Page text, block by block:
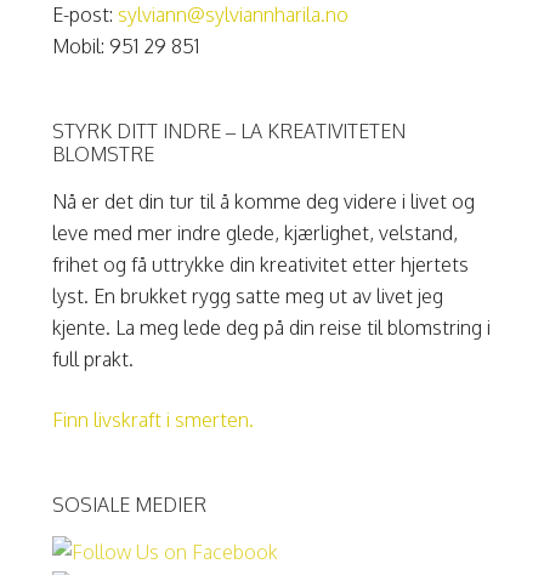
E-post: sylviann@sylviannharila.no
Mobil: 951 29 851
STYRK DITT INDRE – LA KREATIVITETEN
BLOMSTRE
Nå er det din tur til å komme deg videre i livet og
leve med mer indre glede, kjærlighet, velstand,
frihet og få uttrykke din kreativitet etter hjertets
lyst. En brukket rygg satte meg ut av livet jeg
kjente. La meg lede deg på din reise til blomstring i
full prakt.
Finn livskraft i smerten.
SOSIALE MEDIER